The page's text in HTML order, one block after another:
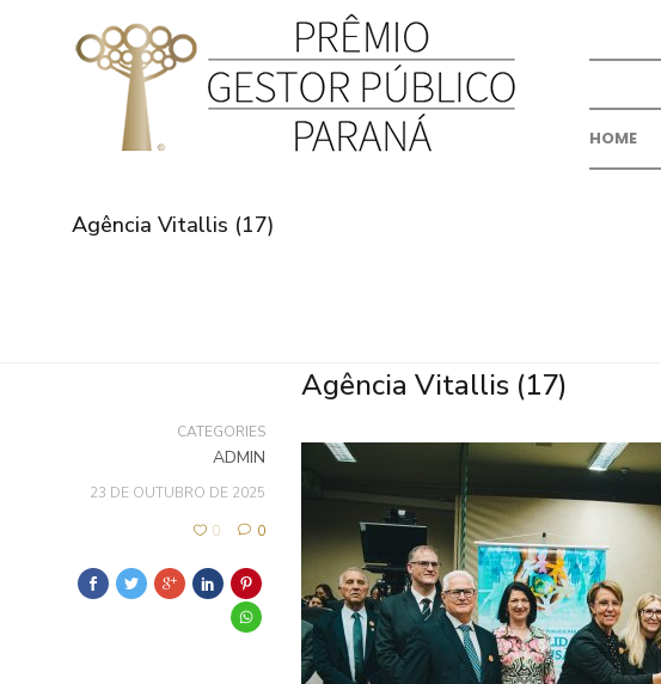
HOME
Agência Vitallis (17)
Agência Vitallis (17)
CATEGORIES
ADMIN
23 DE OUTUBRO DE 2025
0 0